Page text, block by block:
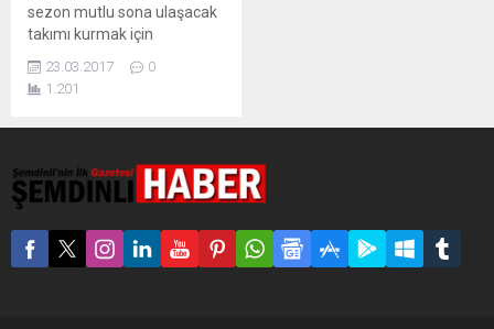
sezon mutlu sona ulaşacak
takımı kurmak için
Bayern Münih’in 33’lük
yıldızını bordo-mavililere
23.03.2017
0
1.201